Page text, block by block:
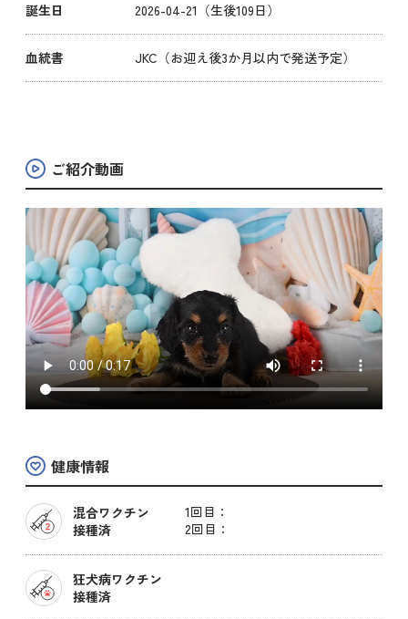
誕生日 2026-04-21（生後109日）
血統書 JKC（お迎え後3か月以内で発送予定）
ご紹介動画
健康情報
混合ワクチン
接種済
1回目：
2回目：
狂犬病ワクチン
接種済